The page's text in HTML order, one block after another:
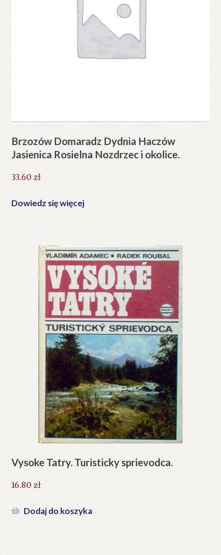
Brzozów Domaradz Dydnia Haczów
Jasienica Rosielna Nozdrzec i okolice.
33.60 zł
Dowiedz się więcej
Vysoke Tatry. Turisticky sprievodca.
16.80 zł
Dodaj do koszyka